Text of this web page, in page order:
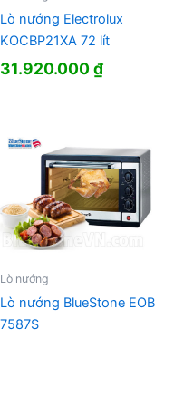
Lò nướng Electrolux
KOCBP21XA 72 lít
31.920.000₫
Lò nướng
Lò nướng BlueStone EOB
7587S